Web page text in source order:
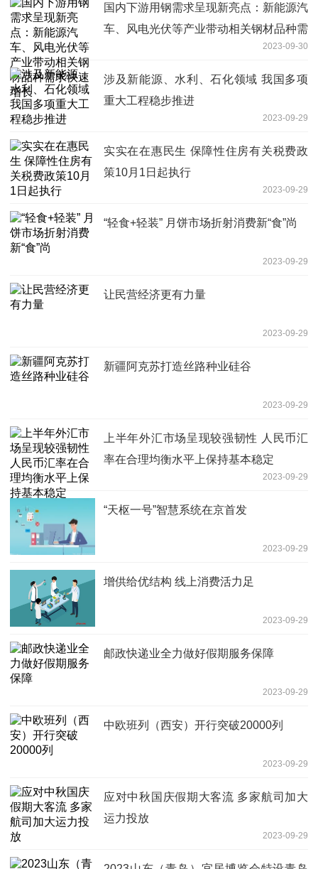
国内下游用钢需求呈现新亮点：新能源汽
车、风电光伏等产业带动相关钢材品种需
2023-09-30
涉及新能源、水利、石化领域 我国多项
重大工程稳步推进
2023-09-29
实实在在惠民生 保障性住房有关税费政
策10月1日起执行
2023-09-29
“轻食+轻装” 月饼市场折射消费新“食”尚
2023-09-29
让民营经济更有力量
2023-09-29
新疆阿克苏打造丝路种业硅谷
2023-09-29
上半年外汇市场呈现较强韧性 人民币汇
率在合理均衡水平上保持基本稳定
2023-09-29
“天枢一号”智慧系统在京首发
2023-09-29
增供给优结构 线上消费活力足
2023-09-29
邮政快递业全力做好假期服务保障
2023-09-29
中欧班列（西安）开行突破20000列
2023-09-29
应对中秋国庆假期大客流 多家航司加大
运力投放
2023-09-29